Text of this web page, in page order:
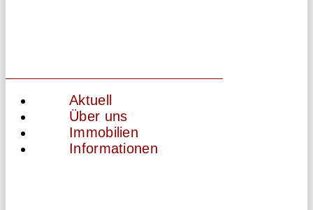
Aktuell
Über uns
Immobilien
Informationen